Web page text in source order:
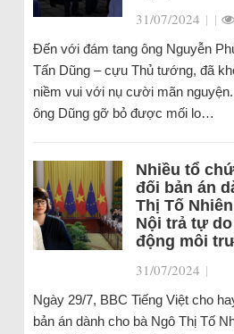
31/07/2024 | |
Đến với đám tang ông Nguyễn
Tấn Dũng – cựu Thủ tướng, đã
niềm vui với nụ cười mãn
ông Dũng gỡ bỏ được mối lo…
Nhiều tổ
đối bản án
Thị Tố
Nội trả tự
động môi
31/07/2024 |
Ngày 29/7, BBC Tiếng Việt cho
bản án dành cho bà Ngô Thị Tố